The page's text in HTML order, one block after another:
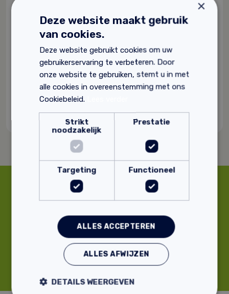
Lemix leembouwschroeven
Voor op een houten ondergrond
Toepasbaar op een plaatdikte van 16 en 22
milimeter
5,0x60mm
24,05
Deskundig advies
Professionele bouwmaterialen
9.3 klantenbeoordeling
×
Deze website maakt gebruik
van cookies.
Deze website gebruikt cookies om uw
gebruikerservaring te verbeteren. Door
onze website te gebruiken, stemt u in met
alle cookies in overeenstemming met ons
Cookiebeleid.
Strikt
noodzakelijk
Prestatie
Targeting Functioneel
ALLES ACCEPTEREN
ALLES AFWIJZEN
DETAILS WEERGEVEN